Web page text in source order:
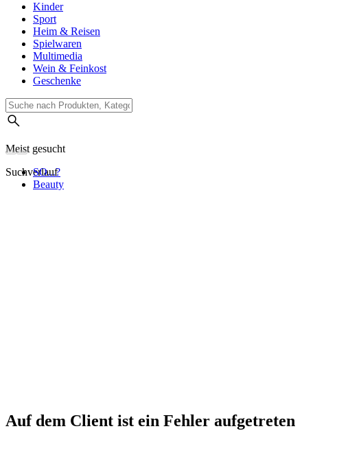
Kinder
Sport
Heim & Reisen
Spielwaren
Multimedia
Wein & Feinkost
Geschenke
Meist gesucht
Suchverlauf
SO...?
Beauty
Auf dem Client ist ein Fehler aufgetreten